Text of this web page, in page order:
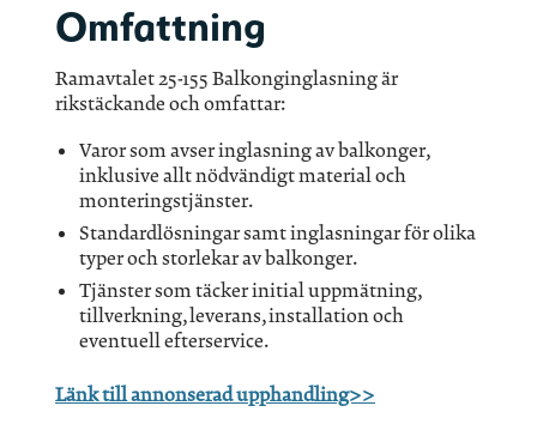
Omfattning
Ramavtalet 25-155 Balkonginglasning är
rikstäckande och omfattar:
Varor som avser inglasning av balkonger,
inklusive allt nödvändigt material och
monteringstjänster.
Standardlösningar samt inglasningar för olika
typer och storlekar av balkonger.
Tjänster som täcker initial uppmätning,
tillverkning, leverans, installation och
eventuell efterservice.
Länk till annonserad upphandling>>